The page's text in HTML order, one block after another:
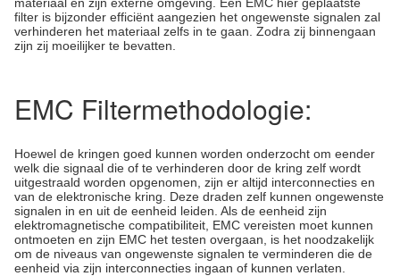
filter is bijzonder efficiënt aangezien het ongewenste signalen zal
verhinderen het materiaal zelfs in te gaan. Zodra zij binnengaan
zijn zij moeilijker te bevatten.
EMC Filtermethodologie:
Hoewel de kringen goed kunnen worden onderzocht om eender
welk die signaal die of te verhinderen door de kring zelf wordt
uitgestraald worden opgenomen, zijn er altijd interconnecties en
van de elektronische kring. Deze draden zelf kunnen ongewenste
signalen in en uit de eenheid leiden. Als de eenheid zijn
elektromagnetische compatibiliteit, EMC vereisten moet kunnen
ontmoeten en zijn EMC het testen overgaan, is het noodzakelijk
om de niveaus van ongewenste signalen te verminderen die de
eenheid via zijn interconnecties ingaan of kunnen verlaten.